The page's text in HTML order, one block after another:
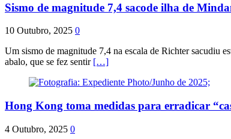
Sismo de magnitude 7,4 sacode ilha de
10 Outubro, 2025 0
Um sismo de magnitude 7,4 na escala de Richter sacudiu
abalo, que se fez sentir […]
Hong Kong toma medidas para erradicar
4 Outubro, 2025 0